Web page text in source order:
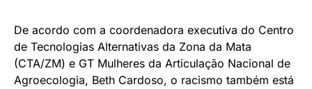
De acordo com a coordenadora executiva do Centro
de Tecnologias Alternativas da Zona da Mata
(CTA/ZM) e GT Mulheres da Articulação Nacional de
Agroecologia, Beth Cardoso, o racismo também está